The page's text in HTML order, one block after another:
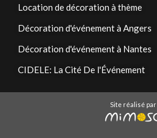
Location de décoration à thème
Décoration d'événement à Angers
Décoration d'événement à Nantes
CIDELE: La Cité De l'Événement
Site réalisé par